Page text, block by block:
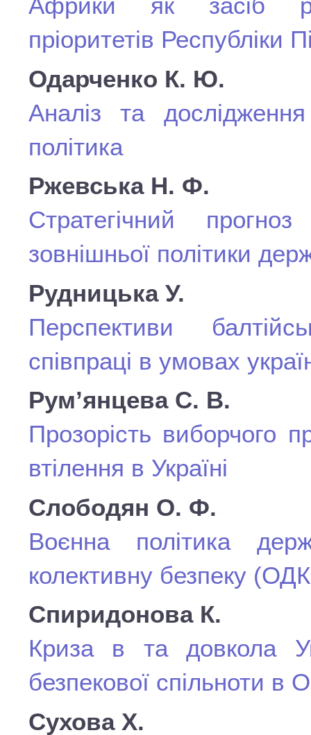
пріоритетів Республіки
Одарченко К. Ю.
Аналіз та
політика
Ржевська Н. Ф.
Стратегічний
зовнішньої політики
Рудницька У.
Перспективи
співпраці в умовах
Рум’янцева С. В.
Прозорість виборчого
втілення в Україні
Слободян О. Ф.
Воєнна політика
колективну безпеку
Спиридонова К.
Криза в та довкола
безпекової спільноти в
Сухова Х.